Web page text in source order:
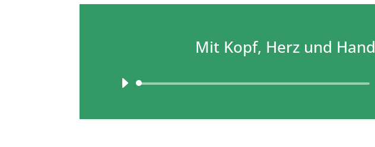
Mit Kopf, Herz und Hand
Audio-